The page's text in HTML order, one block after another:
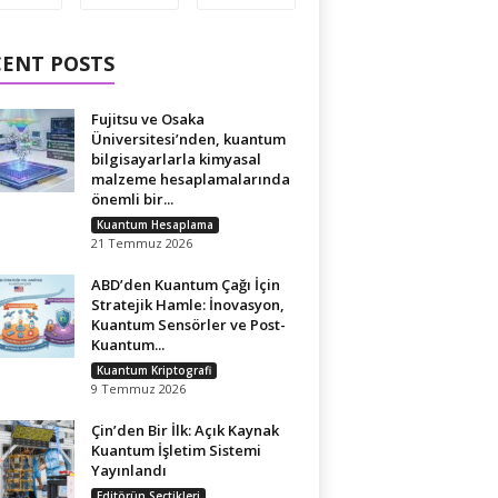
POSTS
Fujitsu ve Osaka
Üniversitesi’nden, kuantum
bilgisayarlarla kimyasal
malzeme hesaplamalarında
önemli bir...
Kuantum Hesaplama
21 Temmuz 2026
ABD’den Kuantum Çağı İçin
Stratejik Hamle: İnovasyon,
Kuantum Sensörler ve Post-
Kuantum...
Kuantum Kriptografi
9 Temmuz 2026
Çin’den Bir İlk: Açık Kaynak
Kuantum İşletim Sistemi
Yayınlandı